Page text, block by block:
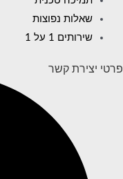
שאלות נפוצות
שירותים 1 על 1
פרטי יצירת קשר